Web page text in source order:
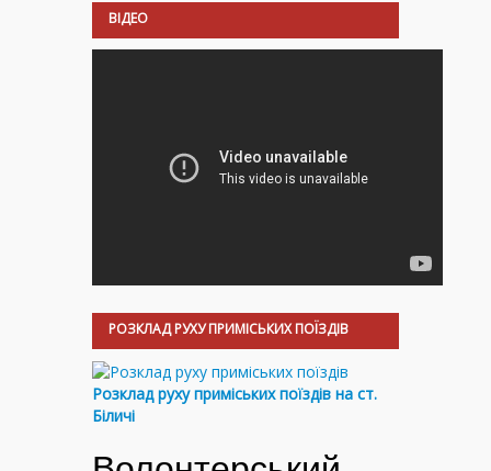
ВІДЕО
РОЗКЛАД РУХУ ПРИМІСЬКИХ ПОЇЗДІВ
Розклад руху приміських поїздів на ст.
Біличі